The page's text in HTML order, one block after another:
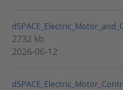
2732 kb
2026-06-12